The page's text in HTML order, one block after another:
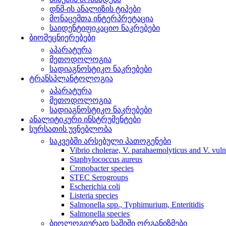
დნმ-ის ანალიზის ტიპები
მონაცემთა ინტერპრეტაცია
საიდენტიფიკაციო ნაკრებები
ბიომეცნიერებები
აპარატურა
მეთოდოლოგია
სადიაგნოსტიკო ნაკრებები
ტრანსპლანტოლოგია
აპარატურა
მეთოდოლოგია
სადიაგნოსტიკო ნაკრებები
ანალიტიკური ინსტრუმენტები
სურსათის უვნებლობა
საკვებში არსებული პათოგენები
Vibrio cholerae, V. parahaemolyticus and V.
Staphylococcus aureus
Cronobacter species
STEC Serogroups
Escherichia coli
Listeria species
Salmonella spp., Typhimurium, Enteritidis
Salmonella species
ბიოლოგიურად საშიში ორგანიზმები